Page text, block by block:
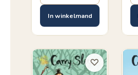
In winkelmand
♡